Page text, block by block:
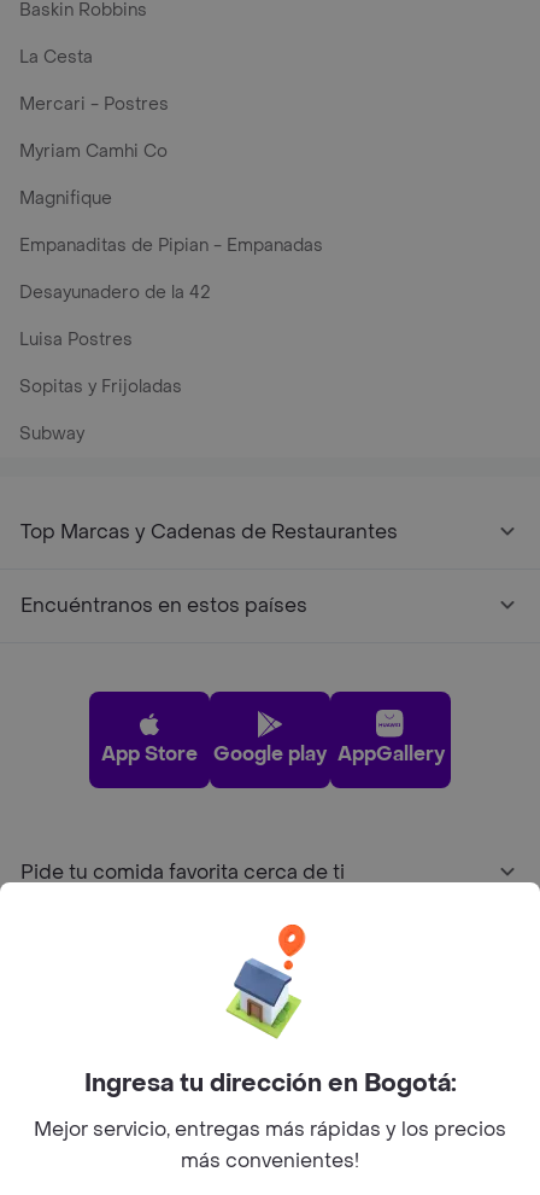
Baskin Robbins
La Cesta
Mercari - Postres
Myriam Camhi Co
Magnifique
Empanaditas de Pipian - Empanadas
Desayunadero de la 42
Luisa Postres
Sopitas y Frijoladas
Subway
Top Marcas y Cadenas de Restaurantes
Encuéntranos en estos países
App Store Google play AppGallery
Pide tu comida favorita cerca de ti
Sobre Rappi
Facebook
Twitter
Instagram
Ingresa tu dirección en Bogotá:
Mejor servicio, entregas más rápidas y los precios
más convenientes!